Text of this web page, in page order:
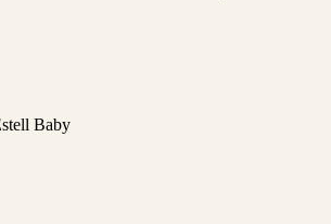
Baby